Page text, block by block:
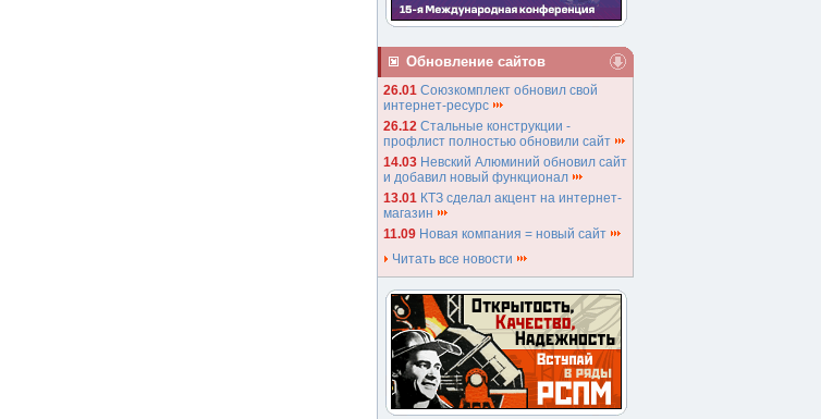
Обновление сайтов
26.01 Союзкомплект обновил свой
интернет-ресурс
26.12 Стальные конструкции -
профлист полностью обновили сайт
14.03 Невский Алюминий обновил сайт
и добавил новый функционал
13.01 КТЗ сделал акцент на интернет-
магазин
11.09 Новая компания = новый сайт
Читать все новости